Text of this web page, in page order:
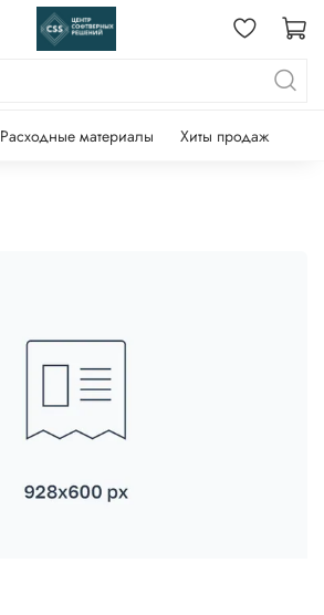
Расходные материалы Хиты продаж